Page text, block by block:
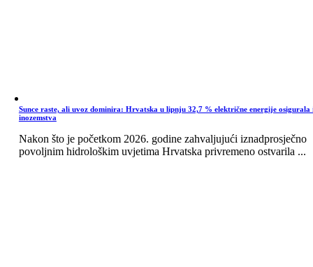
Sunce raste, ali uvoz dominira: Hrvatska u lipnju 32,7 % električne energije osigurala
inozemstva
Nakon što je početkom 2026. godine zahvaljujući iznadprosječno
povoljnim hidrološkim uvjetima Hrvatska privremeno ostvarila ...